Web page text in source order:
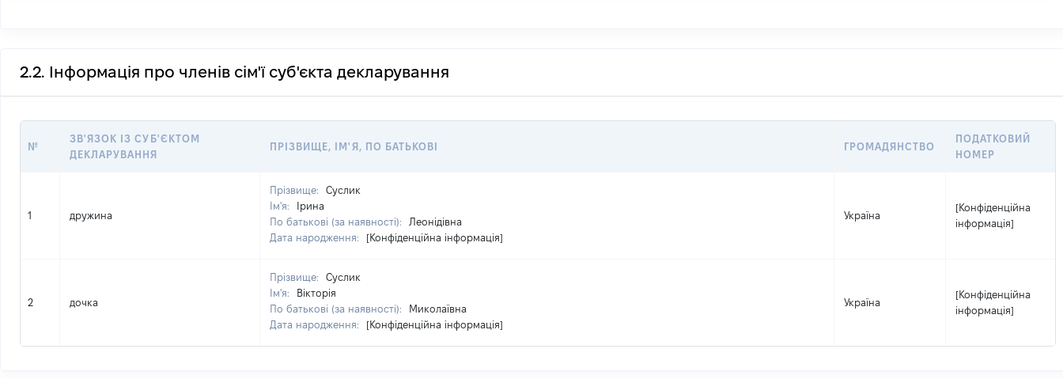
2.2. Інформація про членів сім'ї суб'єкта декларування
№
ЗВ'ЯЗОК ІЗ СУБ'ЄКТОМ
ДЕКЛАРУВАННЯ
ПРІЗВИЩЕ, ІМ'Я, ПО БАТЬКОВІ ГРОМАДЯНСТВО
ПОДАТКОВИЙ
НОМЕР
1 дружина
Прізвище:
Суслик
Ім'я:
Ірина
По батькові (за наявності):
Леонідівна
Дата народження:
[Конфіденційна інформація]
Україна
[Конфіденційна
інформація]
2 дочка
Прізвище:
Суслик
Ім'я:
Вікторія
По батькові (за наявності):
Миколаївна
Дата народження:
[Конфіденційна інформація]
Україна
[Конфіденційна
інформація]